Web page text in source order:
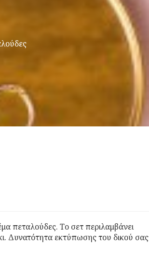
πεταλούδες. Το σετ περιλαμβάνει
Δυνατότητα εκτύπωσης του δικού σας